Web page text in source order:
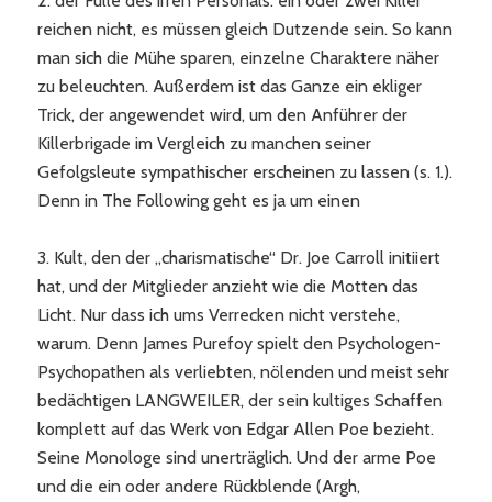
reichen nicht, es müssen gleich Dutzende sein. So kann
man sich die Mühe sparen, einzelne Charaktere näher
zu beleuchten. Außerdem ist das Ganze ein ekliger
Trick, der angewendet wird, um den Anführer der
Killerbrigade im Vergleich zu manchen seiner
Gefolgsleute sympathischer erscheinen zu lassen (s. 1.).
Denn in The Following geht es ja um einen
3. Kult, den der „charismatische“ Dr. Joe Carroll initiiert
hat, und der Mitglieder anzieht wie die Motten das
Licht. Nur dass ich ums Verrecken nicht verstehe,
warum. Denn James Purefoy spielt den Psychologen-
Psychopathen als verliebten, nölenden und meist sehr
bedächtigen LANGWEILER, der sein kultiges Schaffen
komplett auf das Werk von Edgar Allen Poe bezieht.
Seine Monologe sind unerträglich. Und der arme Poe
und die ein oder andere Rückblende (Argh,